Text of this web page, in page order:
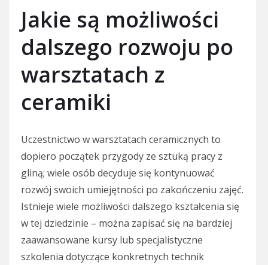
Jakie są możliwości
dalszego rozwoju po
warsztatach z
ceramiki
Uczestnictwo w warsztatach ceramicznych to
dopiero początek przygody ze sztuką pracy z
gliną; wiele osób decyduje się kontynuować
rozwój swoich umiejętności po zakończeniu zajęć.
Istnieje wiele możliwości dalszego kształcenia się
w tej dziedzinie – można zapisać się na bardziej
zaawansowane kursy lub specjalistyczne
szkolenia dotyczące konkretnych technik